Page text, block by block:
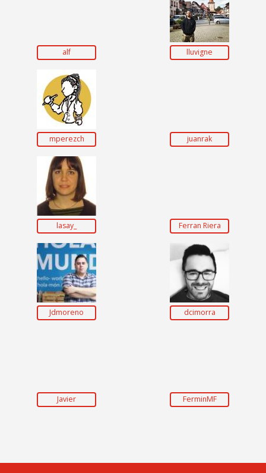
alf lluvigne
mperezch juanrak
lasay_ Ferran Riera
Jdmoreno dcimorra
Javier FerminMF